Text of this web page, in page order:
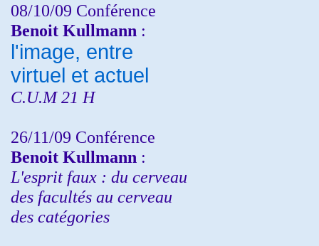
08/10/09 Conférence
Benoit Kullmann :
l'image, entre
virtuel et actuel
C.U.M 21 H
26/11/09 Conférence
Benoit Kullmann :
L'esprit faux : du cerveau
des facultés au cerveau
des catégories